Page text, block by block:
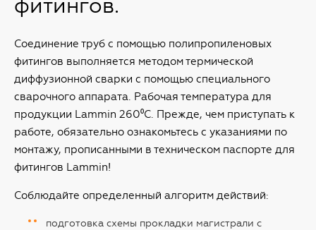
фитингов.
Соединение труб с помощью полипропиленовых
фитингов выполняется методом термической
диффузионной сварки с помощью специального
сварочного аппарата. Рабочая температура для
продукции Lammin 260⁰С. Прежде, чем приступать к
работе, обязательно ознакомьтесь с указаниями по
монтажу, прописанными в техническом паспорте для
фитингов Lammin!
Соблюдайте определенный алгоритм действий:
подготовка схемы прокладки магистрали с